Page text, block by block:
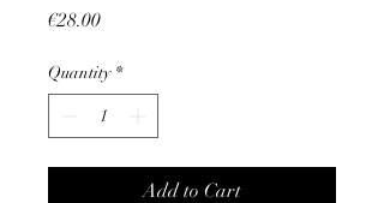
€28.00Price
Quantity *
Add to Cart